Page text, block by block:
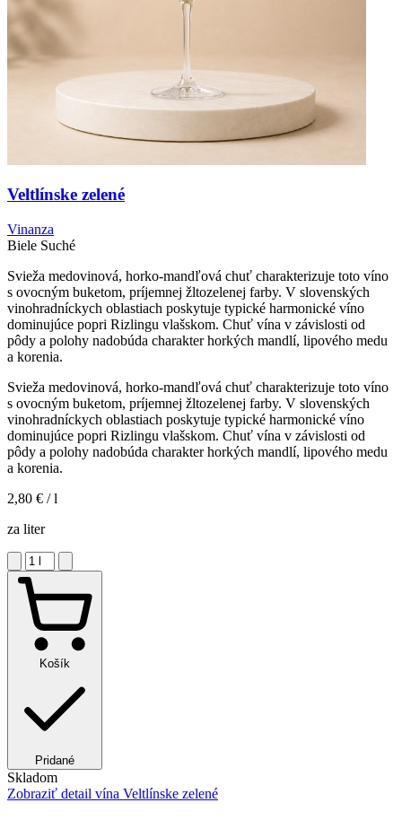
Veltlínske zelené
Vinanza
Biele Suché
Svieža medovinová, horko-mandľová chuť charakterizuje toto víno
s ovocným buketom, príjemnej žltozelenej farby. V slovenských
vinohradníckych oblastiach poskytuje typické harmonické víno
dominujúce popri Rizlingu vlašskom. Chuť vína v závislosti od
pôdy a polohy nadobúda charakter horkých mandlí, lipového medu
a korenia.
Svieža medovinová, horko-mandľová chuť charakterizuje toto víno
s ovocným buketom, príjemnej žltozelenej farby. V slovenských
vinohradníckych oblastiach poskytuje typické harmonické víno
dominujúce popri Rizlingu vlašskom. Chuť vína v závislosti od
pôdy a polohy nadobúda charakter horkých mandlí, lipového medu
a korenia.
2,80 € / l
za liter
Košík
Pridané
Skladom
Zobraziť detail vína Veltlínske zelené